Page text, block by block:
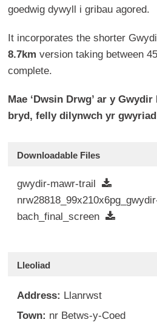
goedwig dywyll i gribau agored.
It incorporates the shorter
8.7km version taking between
complete.
Mae ‘Dwsin Drwg’ ar y
bryd, felly dilynwch yr
Downloadable Files
gwydir-mawr-trail
bach_final_screen
Lleoliad
Address: Llanrwst
Town: nr Betws-y-Coed